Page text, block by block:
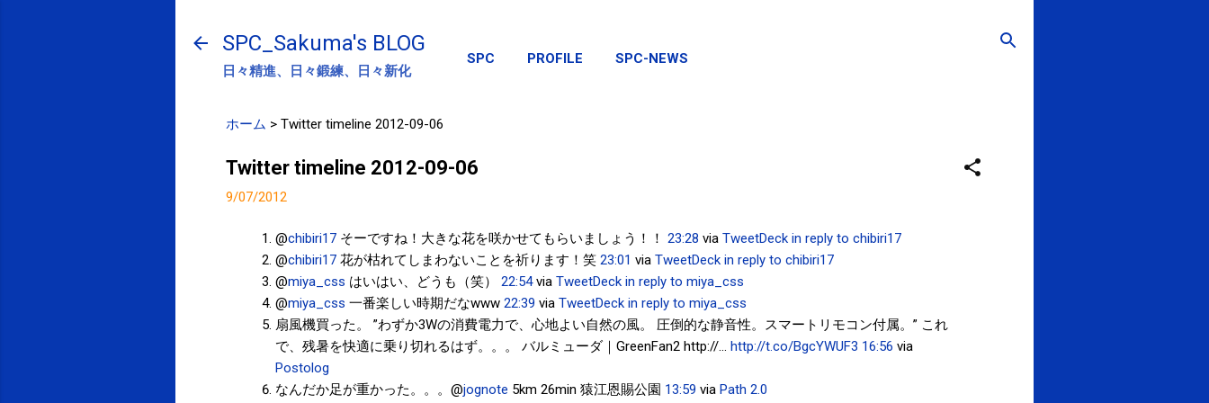
SPC_Sakuma's BLOG
日々精進、日々鍛練、日々新化
SPC PROFILE SPC-NEWS
ホーム > Twitter timeline 2012-09-06
Twitter timeline 2012-09-06
9/07/2012
@chibiri17 そーですね！大きな花を咲かせてもらいましょう！！ 23:28 via TweetDeck in reply to chibiri17
@chibiri17 花が枯れてしまわないことを祈ります！笑 23:01 via TweetDeck in reply to chibiri17
@miya_css はいはい、どうも（笑） 22:54 via TweetDeck in reply to miya_css
@miya_css 一番楽しい時期だなwww 22:39 via TweetDeck in reply to miya_css
扇風機買った。 ”わずか3Wの消費電力で、心地よい自然の風。 圧倒的な静音性。スマートリモコン付属。” これ
で、残暑を快適に乗り切れるはず。。。 バルミューダ｜GreenFan2 http://... http://t.co/BgcYWUF3 16:56 via
Postolog
なんだか足が重かった。。。@jognote 5km 26min 猿江恩賜公園 13:59 via Path 2.0